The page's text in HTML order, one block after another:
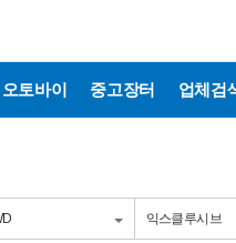
오토바이 중고장터 업체검